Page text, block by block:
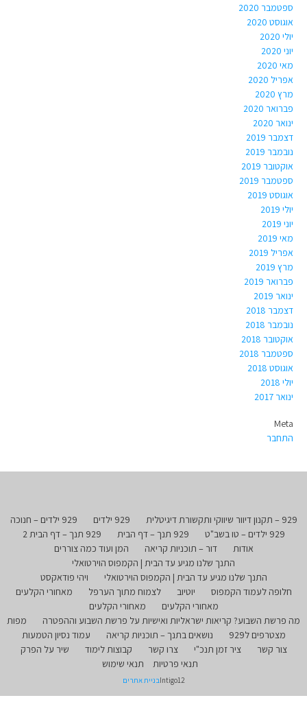
ספטמבר 2020
אוגוסט 2020
יולי 2020
יוני 2020
מאי 2020
אפריל 2020
מרץ 2020
פברואר 2020
ינואר 2020
דצמבר 2019
נובמבר 2019
אוקטובר 2019
ספטמבר 2019
אוגוסט 2019
יולי 2019
יוני 2019
מאי 2019
אפריל 2019
מרץ 2019
פברואר 2019
ינואר 2019
דצמבר 2018
נובמבר 2018
אוקטובר 2018
ספטמבר 2018
אוגוסט 2018
יולי 2018
ינואר 2017
Meta
התחבר
929 – תקנון דיוור שיווקי ותקשורת דיגיטלית 929 ילדים
929 ילדים – חנוכה
929 ילדים – טו בשב"ט
929 תנך – דף הבית
929 תנך – דף הבית 2
אודות
דור – תוכניות קריאה
המן ועוד כמה צוררים
התנך שלנו מגיע עד הבית | הקמפוס הוירטואלי
התנך שלנו מגיע עד הבית | הקמפוס הוירטואלי
ויהי פודאקסט
חלופה לעמוד הקמפוס
יוטיוב לצמוח מתוך הערפל
מאחורי הקלעים
מאחורי הקלעים
מאחורי הקלעים
מה פרשת השבוע? קריאות ישראליות ואישיות על פרשת השבוע וההפטרה
מפות
מצטרפים ל929
נושאים בתנך – תוכניות קריאה
עמוד נסיון הטמעות
צור קשר
ציר זמן תנכ"י צרו קשר קבוצות לימוד
שיר על הפרק
תנאי פרטיות
תנאי שימוש
Intigo12בניית אתרים